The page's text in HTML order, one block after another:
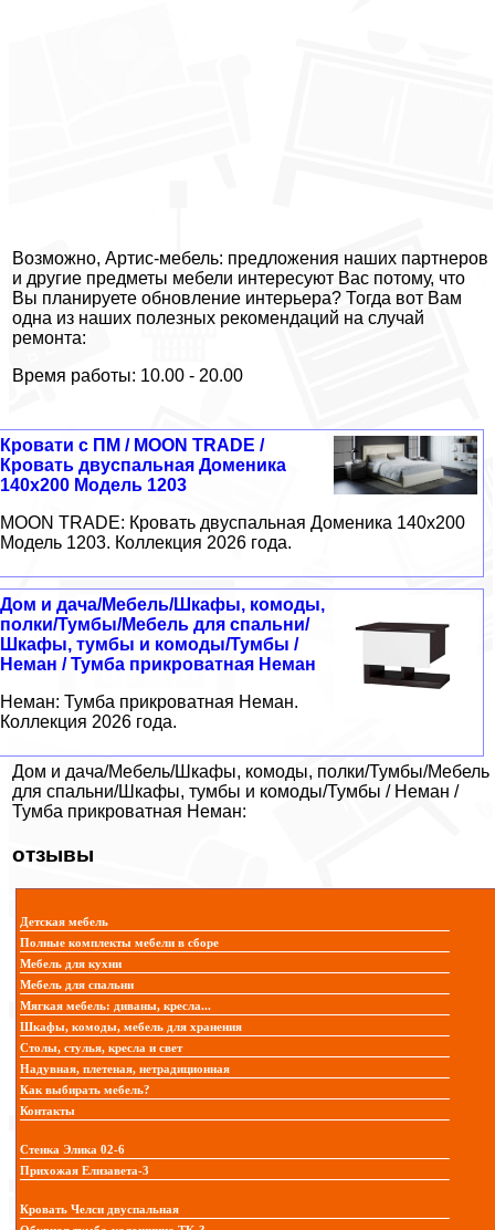
Возможно, Артис-мебель: предложения наших партнеров
и другие предметы мебели интересуют Вас потому, что
Вы планируете обновление интерьера? Тогда вот Вам
одна из наших полезных рекомендаций на случай
ремонта:
Время работы: 10.00 - 20.00
Кровати с ПМ / MOON TRADE /
Кровать двуспальная Доменика
140х200 Модель 1203
MOON TRADE: Кровать двуспальная Доменика 140х200
Модель 1203. Коллекция 2026 года.
Дом и дача/Мебель/Шкафы, комоды,
полки/Тумбы/Мебель для спальни/
Шкафы, тумбы и комоды/Тумбы /
Неман / Тумба прикроватная Неман
Неман: Тумба прикроватная Неман.
Коллекция 2026 года.
Дом и дача/Мебель/Шкафы, комоды, полки/Тумбы/Мебель
для спальни/Шкафы, тумбы и комоды/Тумбы / Неман /
Тумба прикроватная Неман:
отзывы
Детская мебель
Полные комплекты мебели в сборе
Мебель для кухни
Мебель для спальни
Мягкая мебель: диваны, кресла...
Шкафы, комоды, мебель для хранения
Столы, стулья, кресла и свет
Надувная, плетеная, нетрадиционная
Как выбирать мебель?
Контакты
Стенка Элика 02-6
Прихожая Елизавета-3
Кровать Челси двуспальная